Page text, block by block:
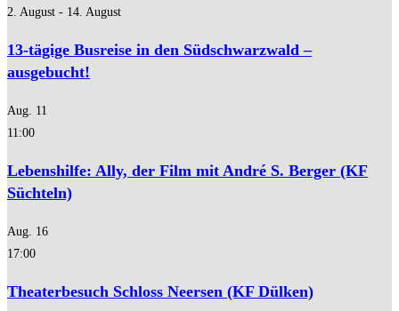
2. August - 14. August
13-tägige Busreise in den Südschwarzwald –
ausgebucht!
Aug. 11
11:00
Lebenshilfe: Ally, der Film mit André S. Berger (KF
Süchteln)
Aug. 16
17:00
Theaterbesuch Schloss Neersen (KF Dülken)